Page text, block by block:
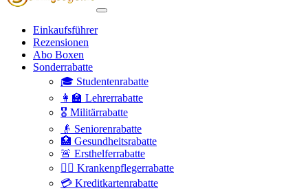
Einkaufsführer
Rezensionen
Abo Boxen
Sonderrabatte
🎓 Studentenrabatte
👩‍🏫 Lehrerrabatte
🎖️ Militärrabatte
👴 Seniorenrabatte
🏥 Gesundheitsrabatte
🚨 Ersthelferrabatte
👩‍⚕️ Krankenpflegerrabatte
💳 Kreditkartenrabatte